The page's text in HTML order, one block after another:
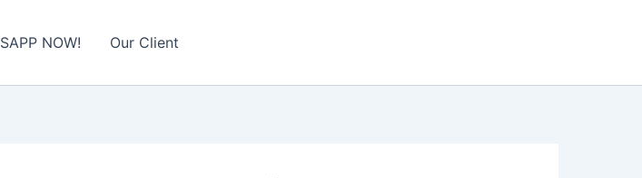
NOW! Our Client